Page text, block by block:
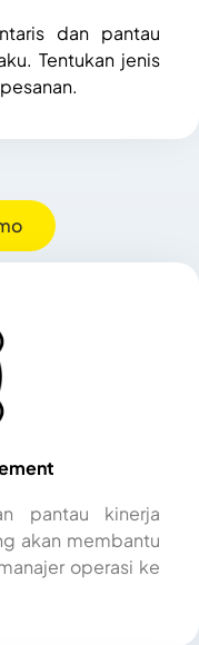
dan pantau
Tentukan jenis
pantau kinerja
akan membantu
operasi ke